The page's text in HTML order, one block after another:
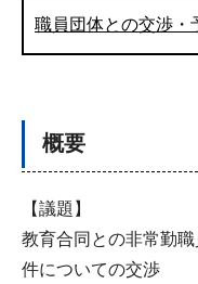
職員団体との交渉・
概要
【議題】
教育合同との非常勤
件についての交渉